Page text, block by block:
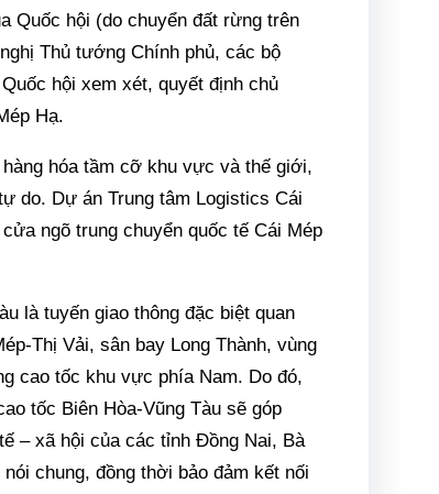
Quốc hội (do chuyển đất rừng trên
Thủ tướng Chính phủ, các bộ
hội xem xét, quyết định chủ
Hạ.
hóa tầm cỡ khu vực và thế giới,
do. Dự án Trung tâm Logistics Cái
ngõ trung chuyển quốc tế Cái Mép
là tuyến giao thông đặc biệt quan
Thị Vải, sân bay Long Thành, vùng
cao tốc khu vực phía Nam. Do đó,
tốc Biên Hòa-Vũng Tàu sẽ góp
– xã hội của các tỉnh Đồng Nai, Bà
chung, đồng thời bảo đảm kết nối